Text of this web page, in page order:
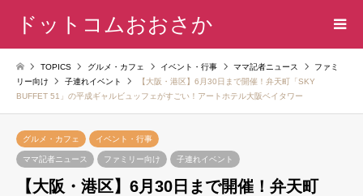
ドットコムおおさか
TOPICS グルメ・カフェ イベント・行事 ママ記者ニュース
ファミ
リー向け
子連れイベント
【大阪・港区】6月30日まで開催！弁天町「SKY
BUFFET 51」の平成ギャルビュッフェがすごい！アートホテル大阪ベイタワー
グルメ・カフェ イベント・行事
ママ記者ニュース ファミリー向け 子連れイベント
【大阪・港区】6月30日まで開催！弁天町